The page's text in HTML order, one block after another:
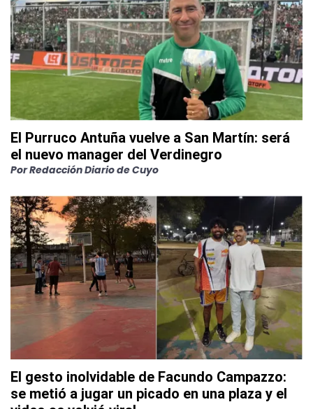
El Purruco Antuña vuelve a San Martín: será
el nuevo manager del Verdinegro
PorRedacción Diario de Cuyo
El gesto inolvidable de Facundo Campazzo:
se metió a jugar un picado en una plaza y el